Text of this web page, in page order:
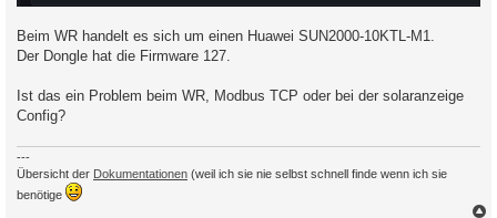
Beim WR handelt es sich um einen Huawei SUN2000-10KTL-M1.
Der Dongle hat die Firmware 127.
Ist das ein Problem beim WR, Modbus TCP oder bei der solaranzeige
Config?
---
Übersicht der Dokumentationen (weil ich sie nie selbst schnell finde wenn ich sie
benötige